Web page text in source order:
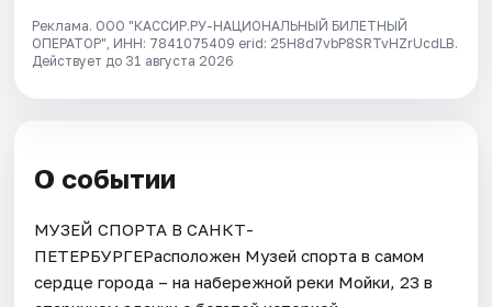
Реклама. ООО "КАССИР.РУ-НАЦИОНАЛЬНЫЙ БИЛЕТНЫЙ
ОПЕРАТОР", ИНН: 7841075409 erid: 25H8d7vbP8SRTvHZrUcdLB.
Действует до 31 августа 2026
О событии
МУЗЕЙ СПОРТА В САНКТ-
ПЕТЕРБУРГЕРасположен Музей спорта в самом
сердце города – на набережной реки Мойки, 23 в